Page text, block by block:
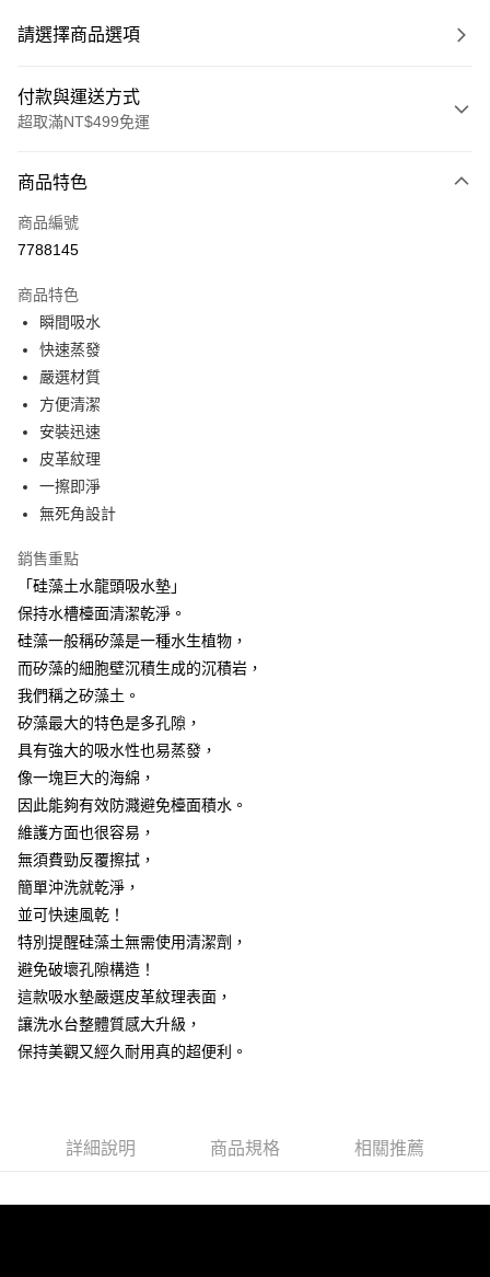
請選擇商品選項
付款與運送方式
超取滿NT$499免運
信用卡一次付款
超商取貨付款
Apple Pay
街口支付
悠遊付
AFTEE先享後付
相關說明
【關於「AFTEE先享後付」】
AFTEE先享後付是「在收到商品之後才付款」的支付方式。 讓您購物簡單
１．簡單：不需註冊會員、不需綁卡、不需儲值。
２．便利：只要手機號碼，簡訊認證，即可結帳。
３．安心：先確認商品／服務後，再付款。
１．於結帳方式選擇「AFTEE先享後付」後，將跳轉至「AFTEE先享後付」
結帳頁面，進行簡訊認證並確認金額後，即可完成結帳。
２．訂單成立數日內，您將收到繳費通知簡訊。
３．收到繳費通知簡訊後14天內，點擊此簡訊中的連結，可透過四大超商／
ATM／網路銀行／等多元方式進行付款，方視為交易完成。
※ 請注意：結帳手續完成當下不需立刻繳費，但若您需要取消訂單，請聯絡
後付繳納相關費用。
※ 交易是否成功請以「AFTEE先享後付 」之結帳頁面顯示為準，若有關於
是否繳費成功／繳費後需取消欲退款等相關疑問，請聯繫「AFTEE先享後付
客戶支援中心」 https://netprotections.freshdesk.com/support/home
【注意事項】
１．透過由恩沛科技股份有限公司提供之「AFTEE先享後付」服務完成之交
易，需依本服務之必要範圍內提供個人資料，並將交易相關給付款項請求債
權轉讓予恩沛科技股份有限公司。
２．關於個人資料處理事宜，請瀏覽以下網址：
３．未成年的使用者請事先徵得法定代理人或監護人之同意方可使用
「AFTEE先享後付」，若未經同意申辦者引起之損失，本公司不負相關責
任。
４．使用「AFTEE先享後付」時，將依據個別帳號之用戶狀況，依本公司即
恩沛科技股份有限公司將有權停止該用戶之使用額度並採取法律行動。
ATM付款
運送方式
全家取貨付款
每筆NT$60，滿NT$499(含以上)免運費
7-11取貨付款
每筆NT$60，滿NT$499(含以上)免運費
7-11取貨(快速到店)
宅配
每筆NT$100，滿NT$799(含以上)免運費
離島宅配
每筆NT$150
商品特色
商品編號
7788145
商品特色
瞬間吸水
快速蒸發
嚴選材質
方便清潔
安裝迅速
皮革紋理
一擦即淨
無死角設計
銷售重點
「硅藻土水龍頭吸水墊」
保持水槽檯面清潔乾淨。
硅藻一般稱矽藻是一種水生植物，
而矽藻的細胞壁沉積生成的沉積岩，
我們稱之矽藻土。
矽藻最大的特色是多孔隙，
具有強大的吸水性也易蒸發，
像一塊巨大的海綿，
因此能夠有效防濺避免檯面積水。
維護方面也很容易，
無須費勁反覆擦拭，
簡單沖洗就乾淨，
並可快速風乾！
特別提醒硅藻土無需使用清潔劑，
避免破壞孔隙構造！
這款吸水墊嚴選皮革紋理表面，
讓洗水台整體質感大升級，
保持美觀又經久耐用真的超便利。
詳細說明 商品規格 相關推薦